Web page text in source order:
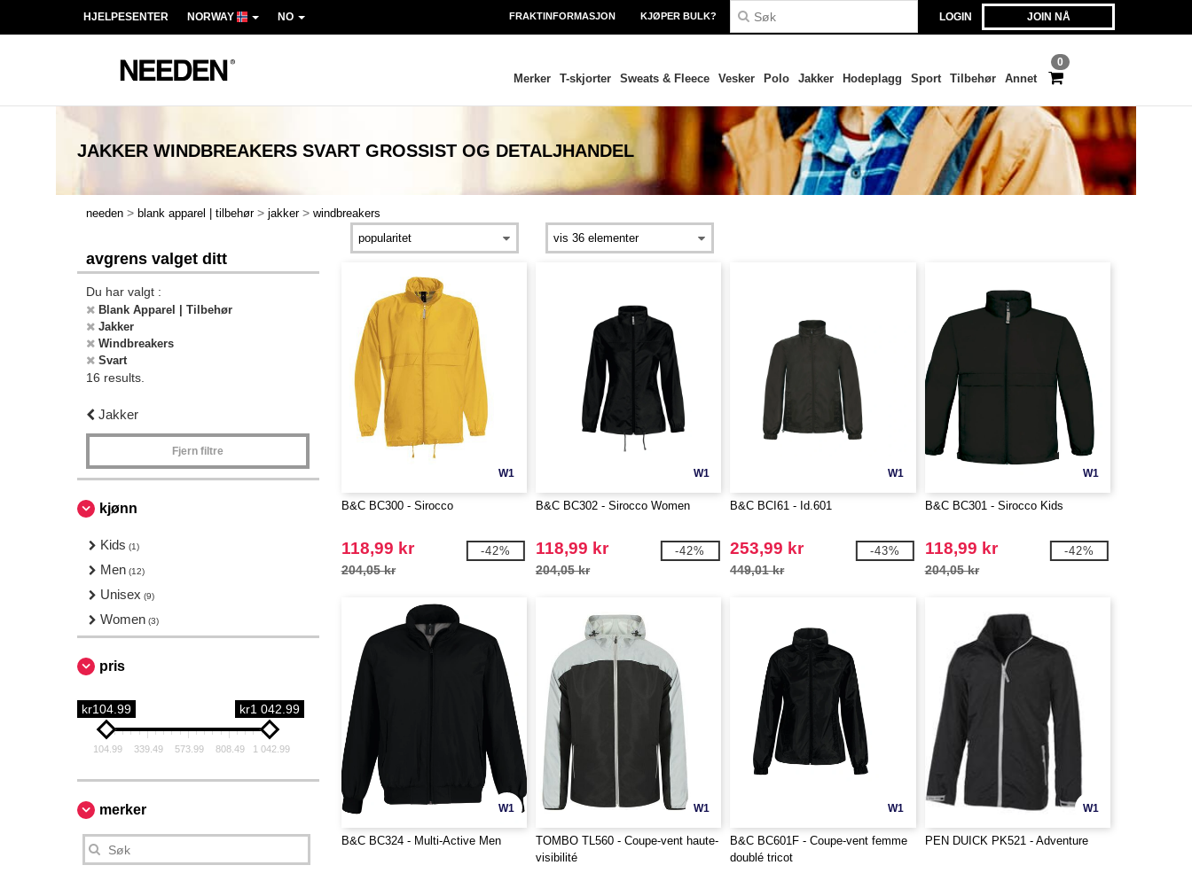
LOGIN JOIN NÅ
HJELPESENTER NORWAY NO FRAKTINFORMASJON KJØPER BULK?
0
Merker T-skjorter Sweats & Fleece Vesker Polo Jakker Hodeplagg Sport Tilbehør Annet
JAKKER WINDBREAKERS SVART GROSSIST OG DETALJHANDEL
needen > blank apparel | tilbehør > jakker > windbreakers
avgrens valget ditt
Du har valgt :
Blank Apparel | Tilbehør
Jakker
Windbreakers
Svart
16 results.
Jakker
Fjern filtre
kjønn
Kids (1)
Men (12)
Unisex (9)
Women (3)
pris
kr104.99 kr1 042.99
104.99 339.49 573.99 808.49 1 042.99
merker
W1
B&C BC300 - Sirocco
118,99 kr
204,05 kr
-42%
W1
B&C BC302 - Sirocco Women
118,99 kr
204,05 kr
-42%
W1
B&C BCI61 - Id.601
253,99 kr
449,01 kr
-43%
W1
B&C BC301 - Sirocco Kids
118,99 kr
204,05 kr
-42%
W1
B&C BC324 - Multi-Active Men
W1
TOMBO TL560 - Coupe-vent haute-
visibilité
W1
B&C BC601F - Coupe-vent femme
doublé tricot
W1
PEN DUICK PK521 - Adventure